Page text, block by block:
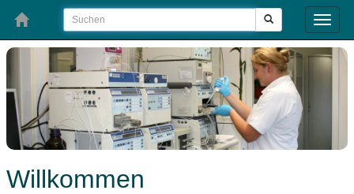
Toggle
Willkommen